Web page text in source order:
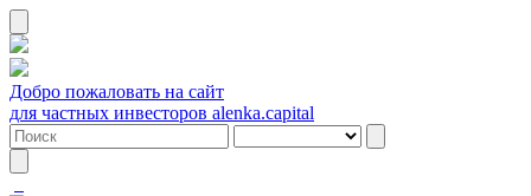
Добро пожаловать на сайт
для частных инвесторов alenka.capital